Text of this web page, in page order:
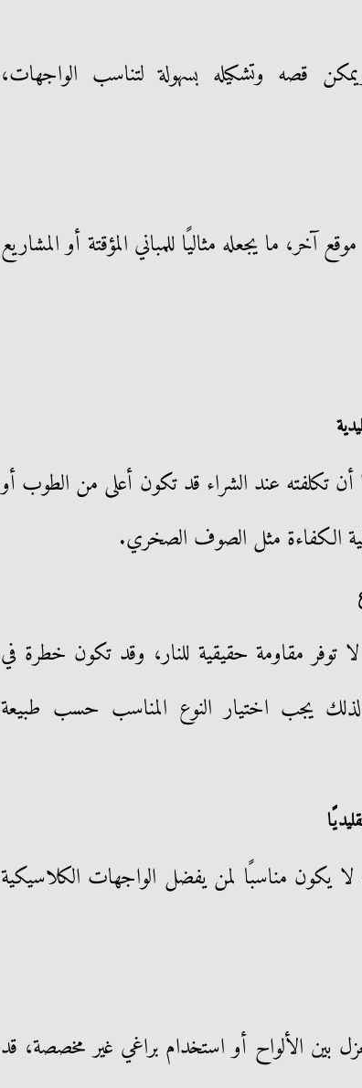
قصه وتشكيله بسهولة لتناسب الواجهات،
آخر، ما يجعله مثاليًا للمباني المؤقتة أو المشاريع
أن تكلفته عند الشراء قد تكون أعلى من الطوب أو
الكفاءة مثل الصوف الصخري.
الأنواع المزودة بعزل PU أو EPS لا توفر مقاومة حقيقية للنار، وقد تكون خطرة في
يجب اختيار النوع المناسب حسب طبيعة
لا يكون مناسبًا لمن يفضل الواجهات الكلاسيكية
بين الألواح أو استخدام براغي غير مخصصة، قد